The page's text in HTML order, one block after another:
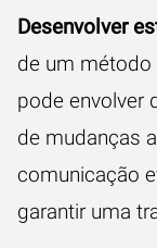
Desenvolver
de um método
pode envolver
de mudanças
comunicação
garantir uma